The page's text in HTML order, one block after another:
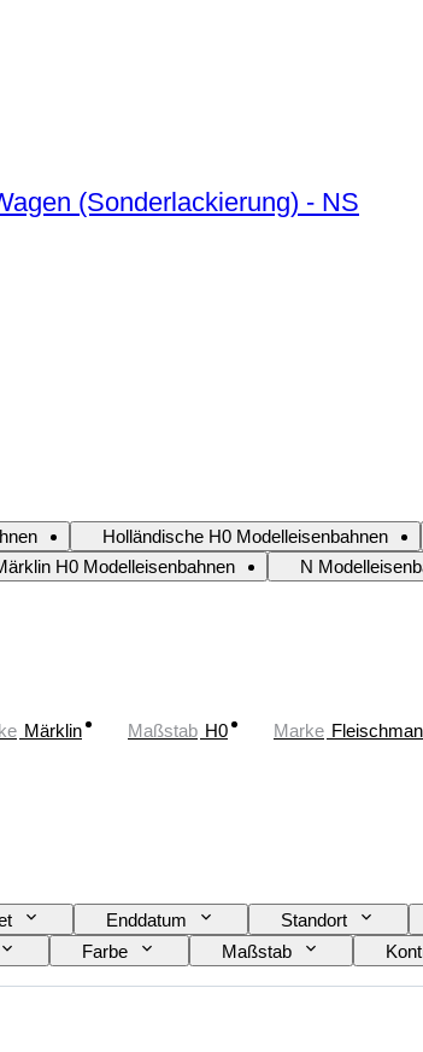
(Sonderlackierung) - NS
Holländische H0 Modelleisenbahnen
H0 Modelleisenbahnen N
Märklin Maßstab H0 Marke
Enddatum Standort
Farbe Maßstab